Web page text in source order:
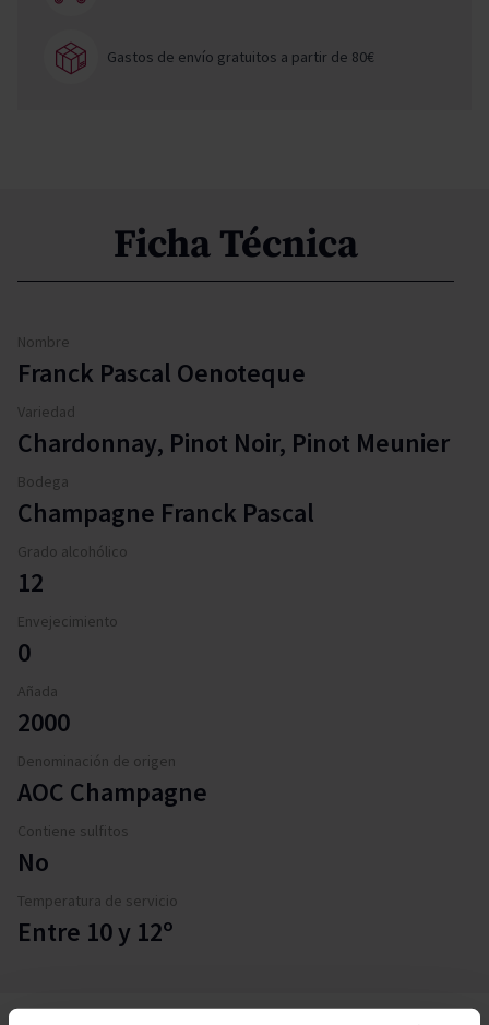
Gastos de envío gratuitos a partir de 80€
Ficha Técnica
Nombre
Franck Pascal Oenoteque
Variedad
Chardonnay, Pinot Noir, Pinot Meunier
Bodega
Champagne Franck Pascal
Grado alcohólico
12
Envejecimiento
0
Añada
2000
Denominación de origen
AOC Champagne
Contiene sulfitos
No
Temperatura de servicio
Entre 10 y 12º